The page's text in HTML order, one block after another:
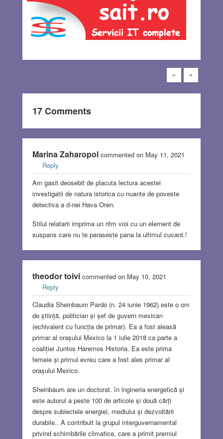
17 Comments
Marina Zaharopol commented on May 11, 2021
Reply
Am gasit deosebit de placuta lectura acestei
investigatii de natura istorica cu nuante de poveste
detectiva a d-nei Hava Oren.
Stilul relatarii imprima un ritm vioi cu un element de
suspans care nu te paraseste pana la ultimul cuvant.!
theodor toivicommented on May 10, 2021
Reply
Claudia Sheinbaum Pardo (n. 24 iunie 1962) este o om
de știință, politician și șef de guvern mexican
(echivalent cu funcția de primar). Ea a fost aleasă
primar al orașului Mexico la 1 iulie 2018 ca parte a
coaliției Juntos Haremos Historia. Ea este prima
femeie și primul evreu care a fost ales primar al
orașului Mexico.
Sheinbaum are un doctorat. în ingineria energetică și
este autorul a peste 100 de articole și două cărți
despre subiectele energiei, mediului și dezvoltării
durabile.. A contribuit la grupul interguvernamental
privind schimbările climatice, care a primit premiul